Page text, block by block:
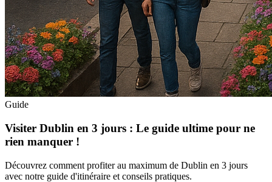
Guide
Visiter Dublin en 3 jours : Le guide ultime pour ne
rien manquer !
Découvrez comment profiter au maximum de Dublin en 3 jours
avec notre guide d'itinéraire et conseils pratiques.